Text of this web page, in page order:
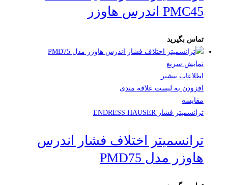
PMC45 اندرس هاوزر
تماس بگیرید
نمایش سریع
اطلاعات بیشتر
افزودن به لیست علاقه مندی
مقایسه
ترانسمیتر فشار ENDRESS HAUSER
ترانسمیتر اختلاف فشار اندرس
هاوزر مدل PMD75